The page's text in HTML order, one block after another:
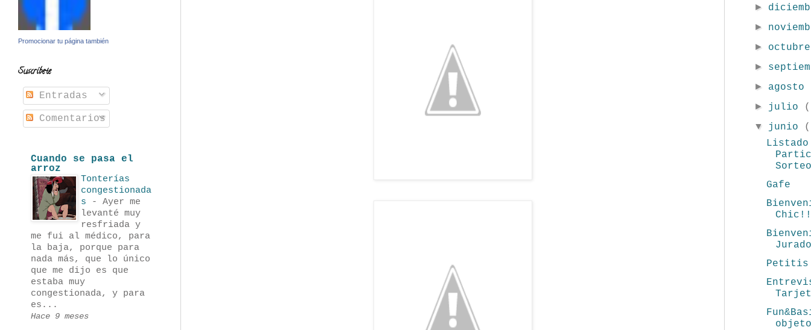
Promocionar tu página también
Suscríbete
Entradas
Comentarios
Cuando se pasa el
arroz
Tonterías
congestionada
s
- Ayer me
levanté muy
resfriada y
me fui al médico, para
la baja, porque para
nada más, que lo único
que me dijo es que
estaba muy
congestionada, y para
es...
Hace 9 meses
►
►
►
►
► agosto
► julio
▼ junio
Listado
Sorteo
Gafe
Chic!!
Petitis